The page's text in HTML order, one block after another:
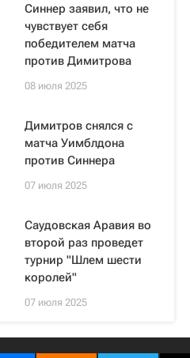
Синнер заявил, что не
чувствует себя
победителем матча
против Димитрова
08 июля 2025
Димитров снялся с
матча Уимблдона
против Синнера
07 июля 2025
Саудовская Аравия во
второй раз проведет
турнир "Шлем шести
королей"
07 июля 2025